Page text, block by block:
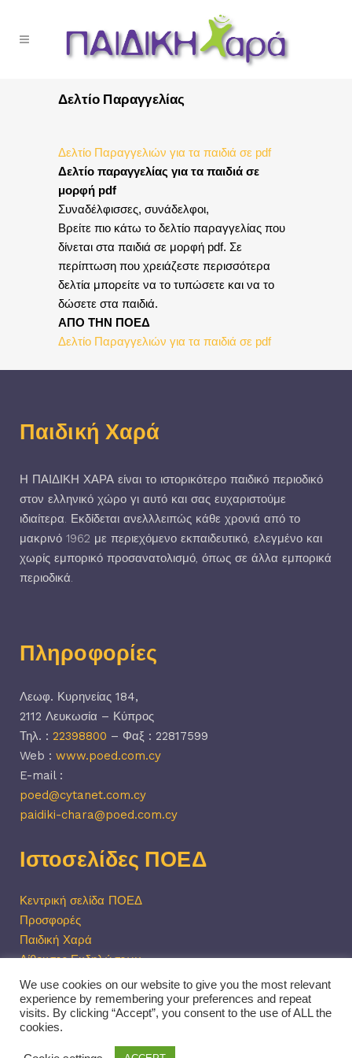
Δελτίο Παραγγελίας
Δελτίο Παραγγελιών για τα παιδιά σε pdf
Δελτίο παραγγελίας για τα παιδιά σε
μορφή pdf
Συναδέλφισσες, συνάδελφοι,
Βρείτε πιο κάτω το δελτίο παραγγελίας που
δίνεται στα παιδιά σε μορφή pdf. Σε
περίπτωση που χρειάζεστε περισσότερα
δελτία μπορείτε να το τυπώσετε και να το
δώσετε στα παιδιά.
ΑΠΟ ΤΗΝ ΠΟΕΔ
Δελτίο Παραγγελιών για τα παιδιά σε pdf
Παιδική Χαρά
Η ΠΑΙΔΙΚΗ ΧΑΡΑ είναι το ιστορικότερο παιδικό περιοδικό
στον ελληνικό χώρο γι αυτό και σας ευχαριστούμε
ιδιαίτερα. Εκδίδεται ανελλλειπώς κάθε χρονιά από το
μακρινό 1962 με περιεχόμενο εκπαιδευτικό, ελεγμένο και
χωρίς εμπορικό προσανατολισμό, όπως σε άλλα εμπορικά
περιοδικά.
Πληροφορίες
Λεωφ. Κυρηνείας 184,
2112 Λευκωσία – Κύπρος
Τηλ. : 22398800 – Φαξ : 22817599
Web : www.poed.com.cy
E-mail :
poed@cytanet.com.cy
paidiki-chara@poed.com.cy
Ιστοσελίδες ΠΟΕΔ
Κεντρική σελίδα ΠΟΕΔ
Προσφορές
Παιδική Χαρά
Αίθουσες Εκδηλώσεων
Εξοχικές Κατοικίες
We use cookies on our website to give you the most relevant
experience by remembering your preferences and repeat
visits. By clicking “Accept”, you consent to the use of ALL the
cookies.